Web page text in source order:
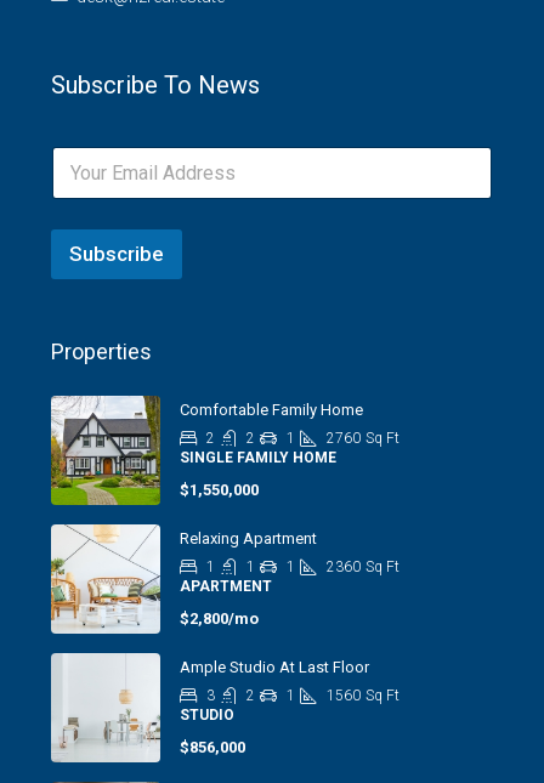
Subscribe To News
Subscribe
Properties
Comfortable Family Home
2 2 1 2760 Sq Ft
SINGLE FAMILY HOME
$1,550,000
Relaxing Apartment
1 1 1 2360 Sq Ft
APARTMENT
$2,800/mo
Ample Studio At Last Floor
3 2 1 1560 Sq Ft
STUDIO
$856,000